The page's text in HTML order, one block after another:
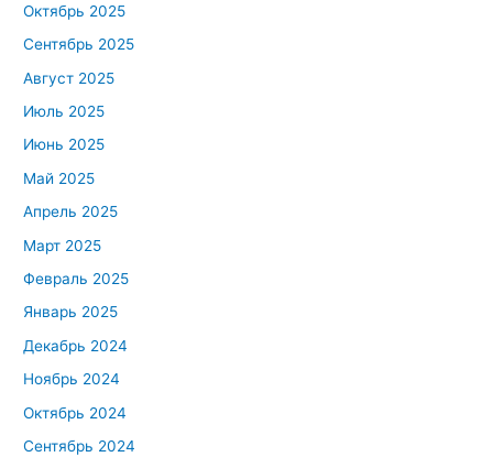
Октябрь 2025
Сентябрь 2025
Август 2025
Июль 2025
Июнь 2025
Май 2025
Апрель 2025
Март 2025
Февраль 2025
Январь 2025
Декабрь 2024
Ноябрь 2024
Октябрь 2024
Сентябрь 2024